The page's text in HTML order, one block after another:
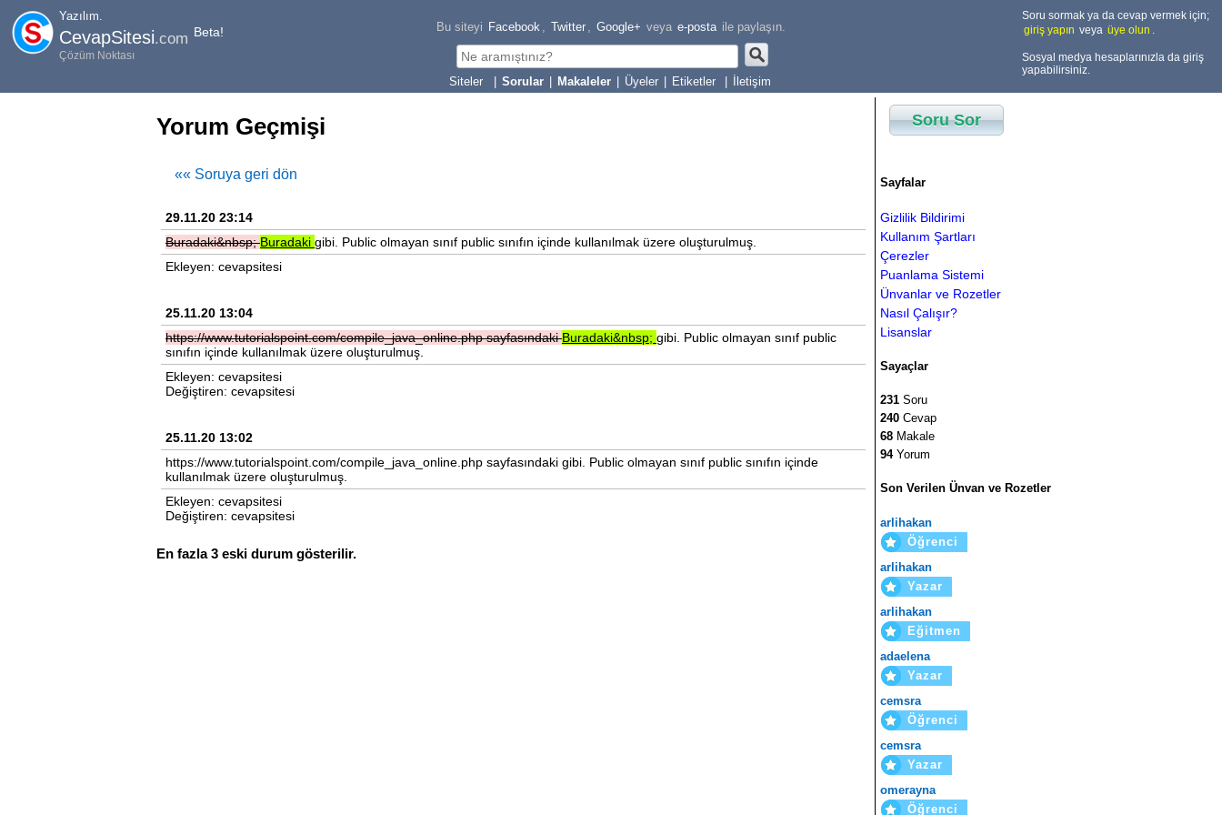
Yazılım.
CevapSitesi.com Beta!
Çözüm Noktası
Bu siteyi Facebook , Twitter , Google+ veya e-posta ile paylaşın.
Sorular Makaleler Üyeler Etiketler İletişim
Soru sormak ya da cevap vermek için;
giriş yapın veya üye olun .
Sosyal medya hesaplarınızla da giriş
yapabilirsiniz.
Yorum Geçmişi
«« Soruya geri dön
29.11.20 23:14
Buradaki&nbsp;Buradaki gibi. Public olmayan sınıf public sınıfın içinde kullanılmak üzere oluşturulmuş.
Ekleyen: cevapsitesi
25.11.20 13:04
https://www.tutorialspoint.com/compile_java_online.phpsayfasındakiBuradaki&nbsp; gibi. Public olmayan sınıf public
sınıfın içinde kullanılmak üzere oluşturulmuş.
Ekleyen: cevapsitesi
Değiştiren: cevapsitesi
25.11.20 13:02
https://www.tutorialspoint.com/compile_java_online.php sayfasındaki gibi. Public olmayan sınıf public sınıfın içinde
kullanılmak üzere oluşturulmuş.
Ekleyen: cevapsitesi
Değiştiren: cevapsitesi
En fazla 3 eski durum gösterilir.
Soru Sor
Sayfalar
Gizlilik Bildirimi
Kullanım Şartları
Çerezler
Puanlama Sistemi
Ünvanlar ve Rozetler
Nasıl Çalışır?
Lisanslar
Sayaçlar
231 Soru
240 Cevap
68 Makale
94Yorum
Son Verilen Ünvan ve Rozetler
arlihakan
Öğrenci
arlihakan
Yazar
arlihakan
Eğitmen
adaelena
Yazar
cemsra
Öğrenci
cemsra
Yazar
omerayna
Öğrenci